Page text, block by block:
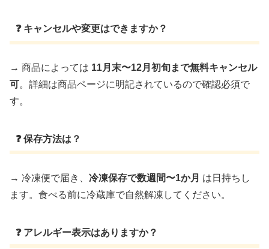
❓ キャンセルや変更はできますか？
→ 商品によっては 11月末〜12月初旬まで無料キャンセル
可。詳細は商品ページに明記されているので確認必須で
す。
❓ 保存方法は？
→ 冷凍便で届き、 冷凍保存で数週間〜1か月 は日持ちし
ます。食べる前に冷蔵庫で自然解凍してください。
❓ アレルギー表示はありますか？